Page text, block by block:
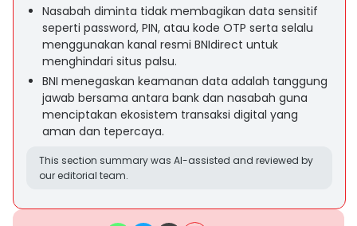
Nasabah diminta tidak membagikan data sensitif
seperti password, PIN, atau kode OTP serta selalu
menggunakan kanal resmi BNIdirect untuk
menghindari situs palsu.
BNI menegaskan keamanan data adalah tanggung
jawab bersama antara bank dan nasabah guna
menciptakan ekosistem transaksi digital yang
aman dan tepercaya.
This section summary was AI-assisted and reviewed by
our editorial team.